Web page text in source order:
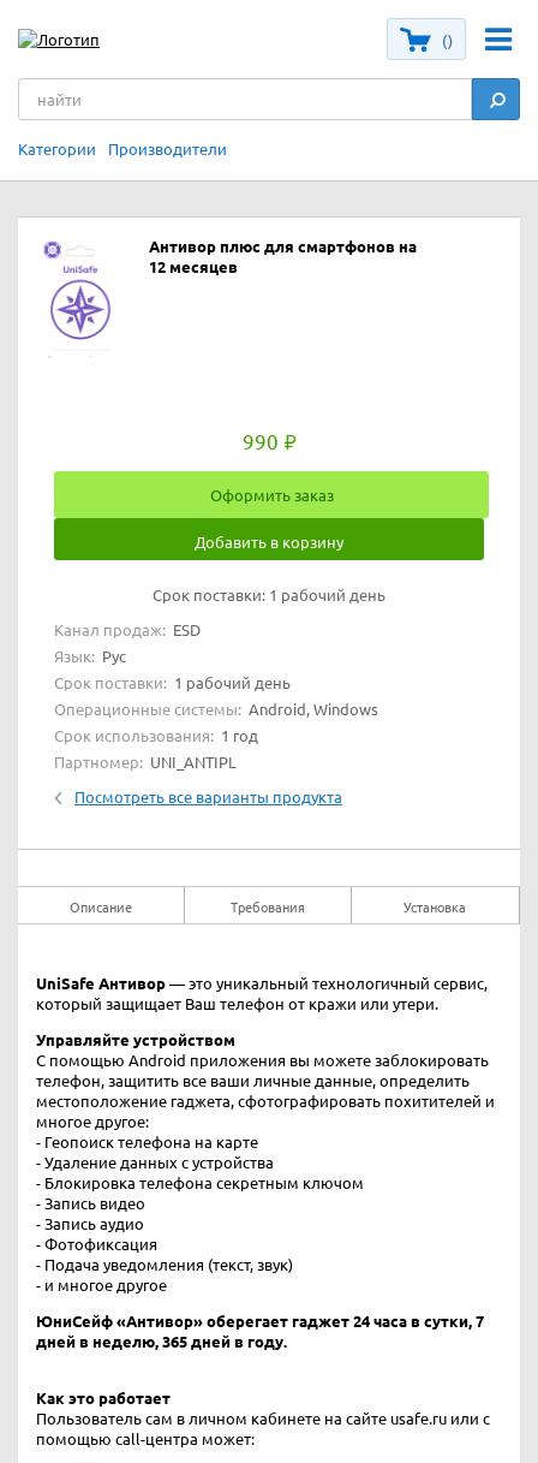
()
Категории Производители
Антивор плюс для смартфонов на
12 месяцев
990
Оформить заказ
Добавить в корзину
Срок поставки: 1 рабочий день
Канал продаж: ESD
Язык: Рус
Срок поставки: 1 рабочий день
Операционные системы: Android, Windows
Срок использования: 1 год
Партномер: UNI_ANTIPL
Посмотреть все варианты продукта
Описание Требования Установка
UniSafe Антивор— это уникальный технологичный сервис,
который защищает Ваш телефон от кражи или утери.
Управляйте устройством
С помощью Android приложения вы можете заблокировать
телефон, защитить все ваши личные данные, определить
местоположение гаджета, сфотографировать похитителей и
многое другое:
- Геопоиск телефона на карте
- Удаление данных с устройства
- Блокировка телефона секретным ключом
- Запись видео
- Запись аудио
- Фотофиксация
- Подача уведомления (текст, звук)
- и многое другое
ЮниCейф «Антивор» оберегает гаджет 24 часа в сутки, 7
дней в неделю, 365 дней в году.
Как это работает
Пользователь сам в личном кабинете на сайте usafe.ru или с
помощью call-центра может: